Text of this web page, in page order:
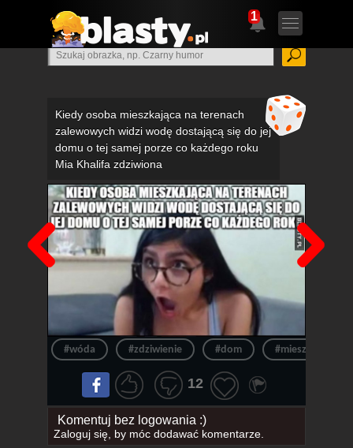
1
Kiedy osoba mieszkająca na terenach
zalewowych widzi wodę dostającą się do jej
domu o tej samej porze co każdego roku
Mia Khalifa zdziwiona
Poprzedni
#wóda #zdziwienie #dom #mieszkanie
12
Komentuj bez logowania :)
Zaloguj się, by móc dodawać komentarze.